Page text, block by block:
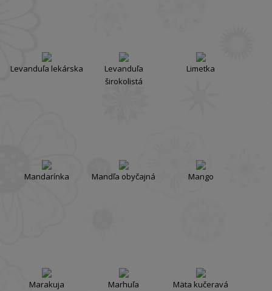
Levanduľa lekárska
Levanduľa
širokolistá
Limetka
Mandarínka Mandľa obyčajná Mango
Marakuja Marhuľa Mäta kučeravá